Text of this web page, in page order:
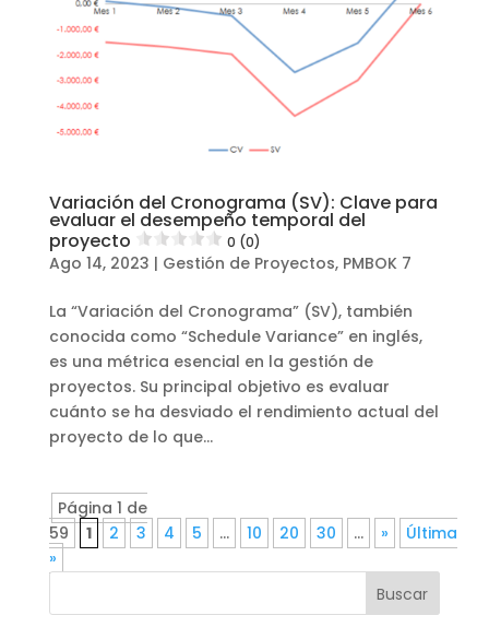
Variación del Cronograma (SV): Clave para
evaluar el desempeño temporal del
proyecto
0 (0)
Ago 14, 2023 | Gestión de Proyectos, PMBOK 7
La “Variación del Cronograma” (SV), también
conocida como “Schedule Variance” en inglés,
es una métrica esencial en la gestión de
proyectos. Su principal objetivo es evaluar
cuánto se ha desviado el rendimiento actual del
proyecto de lo que...
Página 1 de
59
1 2 3 4 5 ... 10 20 30 ... »
Última
»
Buscar